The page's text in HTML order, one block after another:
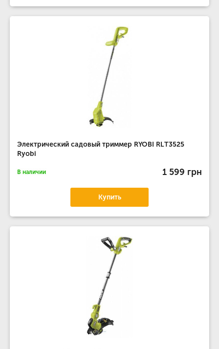
Электрический садовый триммер RYOBI RLТ3525
Ryobi
В наличии 1 599 грн
Купить